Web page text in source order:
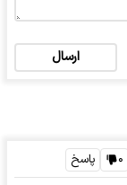
ارسال
۰ پاسخ